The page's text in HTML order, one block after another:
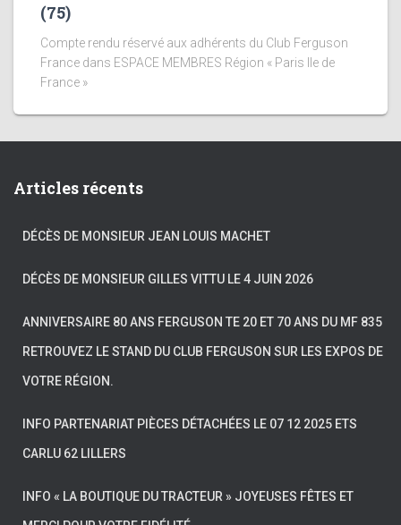
(75)
Compte rendu réservé aux adhérents du Club Ferguson
France dans ESPACE MEMBRES Région « Paris Ile de
France »
Articles récents
DÉCÈS DE MONSIEUR JEAN LOUIS MACHET
DÉCÈS DE MONSIEUR GILLES VITTU LE 4 JUIN 2026
ANNIVERSAIRE 80 ANS FERGUSON TE 20 ET 70 ANS DU MF 835
RETROUVEZ LE STAND DU CLUB FERGUSON SUR LES EXPOS DE
VOTRE RÉGION.
INFO PARTENARIAT PIÈCES DÉTACHÉES LE 07 12 2025 ETS
CARLU 62 LILLERS
INFO « LA BOUTIQUE DU TRACTEUR » JOYEUSES FÊTES ET